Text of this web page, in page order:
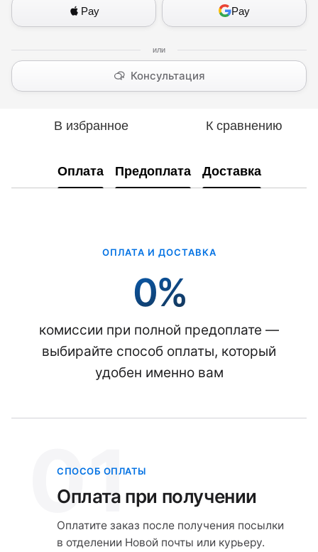
Pay Pay
Консультация
В избранное К сравнению
Оплата Предоплата Доставка
ОПЛАТА И ДОСТАВКА
0%
комиссии при полной предоплате —
выбирайте способ оплаты, который
удобен именно вам
01
СПОСОБ ОПЛАТЫ
Оплата при получении
Оплатите заказ после получения посылки
в отделении Новой почты или курьеру.